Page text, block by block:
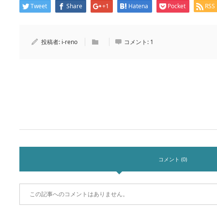
Tweet Share +1 Hatena Pocket RSS
投稿者: i-reno コメント: 1
コメント (0)
この記事へのコメントはありません。